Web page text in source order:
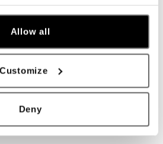
Allow all
Customize
Deny